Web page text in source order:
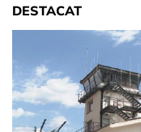
DESTACAT